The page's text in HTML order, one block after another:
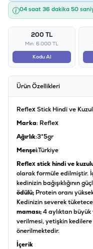
04 saat 36 dakika 50
200 TL
Min: 6.000 TL
Kodu Al
Ürün Özellikleri
Reflex Stick Hindi ve
Marka: Reflex
Ağırlık:3*5gr
Menşei:Türkiye
Reflex stick hindi ve
olarak formüle edilmiştir.
kedinizin bağışıklığının
ödülü; Protein oranı
Kedinizin severek
maması;4 aylıktan
verilmesi, yetişkin
önerilmektedir.
İçerik